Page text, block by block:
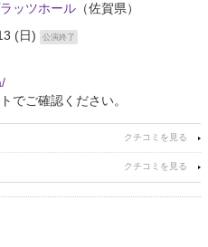
ッツホール （佐賀県）
(日)
公演終了
でご確認ください。